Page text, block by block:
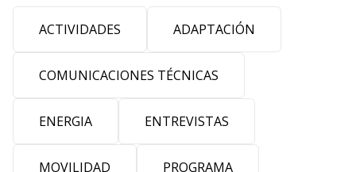
ACTIVIDADES ADAPTACIÓN
COMUNICACIONES TÉCNICAS
ENERGIA ENTREVISTAS
MOVILIDAD PROGRAMA